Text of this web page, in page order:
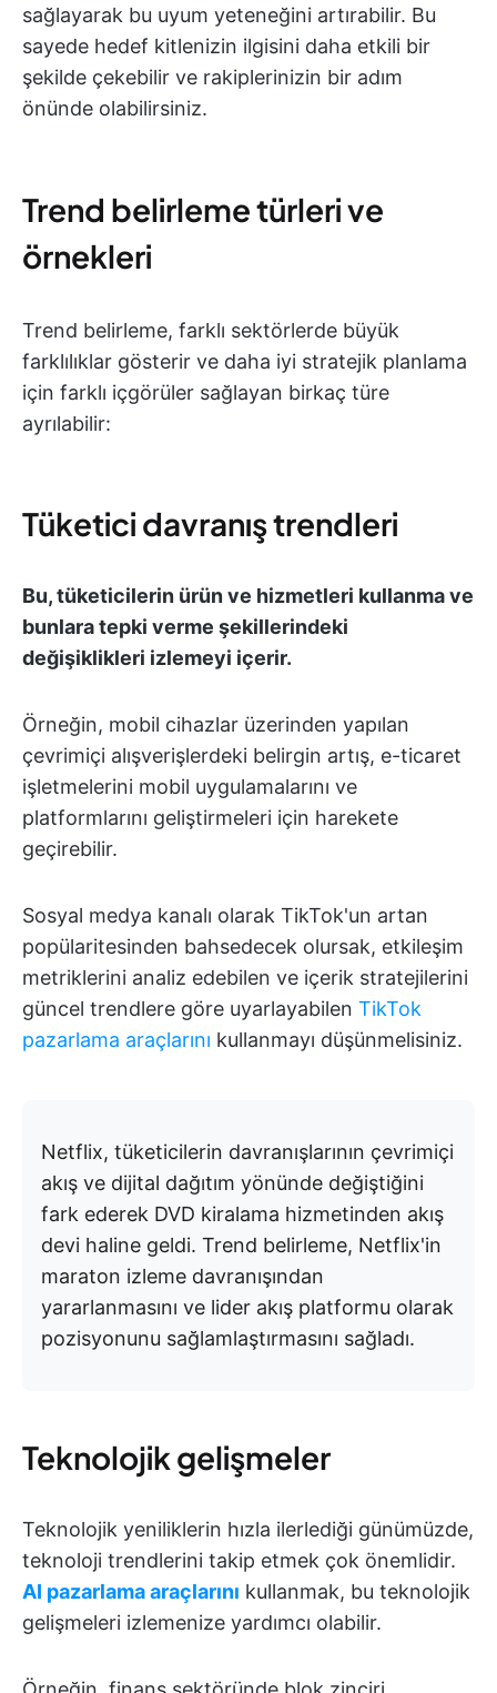
sağlayarak bu uyum yeteneğini artırabilir. Bu
sayede hedef kitlenizin ilgisini daha etkili bir
şekilde çekebilir ve rakiplerinizin bir adım
önünde olabilirsiniz.
Trend belirleme türleri ve
örnekleri
Trend belirleme, farklı sektörlerde büyük
farklılıklar gösterir ve daha iyi stratejik planlama
için farklı içgörüler sağlayan birkaç türe
ayrılabilir:
Tüketici davranış trendleri
Bu, tüketicilerin ürün ve hizmetleri kullanma ve
bunlara tepki verme şekillerindeki
değişiklikleri izlemeyi içerir.
Örneğin, mobil cihazlar üzerinden yapılan
çevrimiçi alışverişlerdeki belirgin artış, e-ticaret
işletmelerini mobil uygulamalarını ve
platformlarını geliştirmeleri için harekete
geçirebilir.
Sosyal medya kanalı olarak TikTok'un artan
popülaritesinden bahsedecek olursak, etkileşim
metriklerini analiz edebilen ve içerik stratejilerini
güncel trendlere göre uyarlayabilen TikTok
pazarlama araçlarını kullanmayı düşünmelisiniz.
Netflix, tüketicilerin davranışlarının çevrimiçi
akış ve dijital dağıtım yönünde değiştiğini
fark ederek DVD kiralama hizmetinden akış
devi haline geldi. Trend belirleme, Netflix'in
maraton izleme davranışından
yararlanmasını ve lider akış platformu olarak
pozisyonunu sağlamlaştırmasını sağladı.
Teknolojik gelişmeler
Teknolojik yeniliklerin hızla ilerlediği günümüzde,
teknoloji trendlerini takip etmek çok önemlidir.
AI pazarlama araçlarını kullanmak, bu teknolojik
gelişmeleri izlemenize yardımcı olabilir.